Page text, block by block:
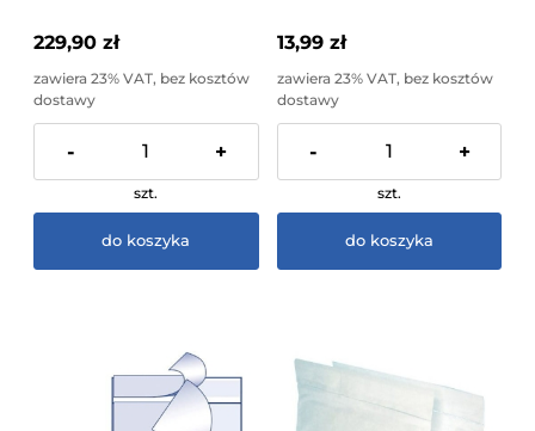
229,90 zł
zawiera 23% VAT, bez kosztów
dostawy
- +
szt.
do koszyka
13,99 zł
zawiera 23% VAT, bez kosztów
dostawy
- +
szt.
do koszyka